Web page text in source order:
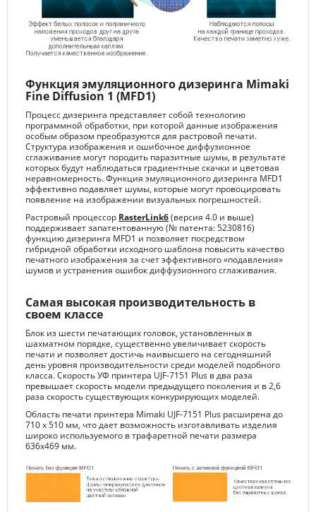
Функция эмуляционного дизеринга Mimaki
Fine Diffusion 1 (MFD1)
Процесс дизеринга представляет собой технологию
программной обработки, при которой данные изображения
особым образом преобразуются для растровой печати.
Структура изображения и ошибочное диффузионное
сглаживание могут породить паразитные шумы, в результате
которых будут наблюдаться градиентные скачки и цветовая
неравномерность. Функция эмуляционного дизеринга MFD1
эффективно подавляет шумы, которые могут провоцировать
появление на изображении визуальных погрешностей.
Растровый процессор RasterLink6(версия 4.0 и выше)
поддерживает запатентованную (№ патента: 5230816)
функцию дизеринга MFD1 и позволяет посредством
гибридной обработки исходного шаблона повысить качество
печатного изображения за счет эффективного «подавления»
шумов и устранения ошибок диффузионного сглаживания.
Самая высокая производительность в
своем классе
Блок из шести печатающих головок, установленных в
шахматном порядке, существенно увеличивает скорость
печати и позволяет достичь наивысшего на сегодняшний
день уровня производительности среди моделей подобного
класса. Скорость УФ принтера UJF-7151 Plus в два раза
превышает скорость модели предыдущего поколения и в 2,6
раза скорость существующих конкурирующих моделей.
Область печати принтера Mimaki UJF-7151 Plus расширена до
710 х 510 мм, что дает возможность изготавливать изделия
широко используемого в трафаретной печати размера
636х469 мм.